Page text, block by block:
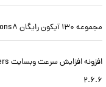
مجموعه 130 آیکون رایگان Icons8 به صورت SVG
2.6.6